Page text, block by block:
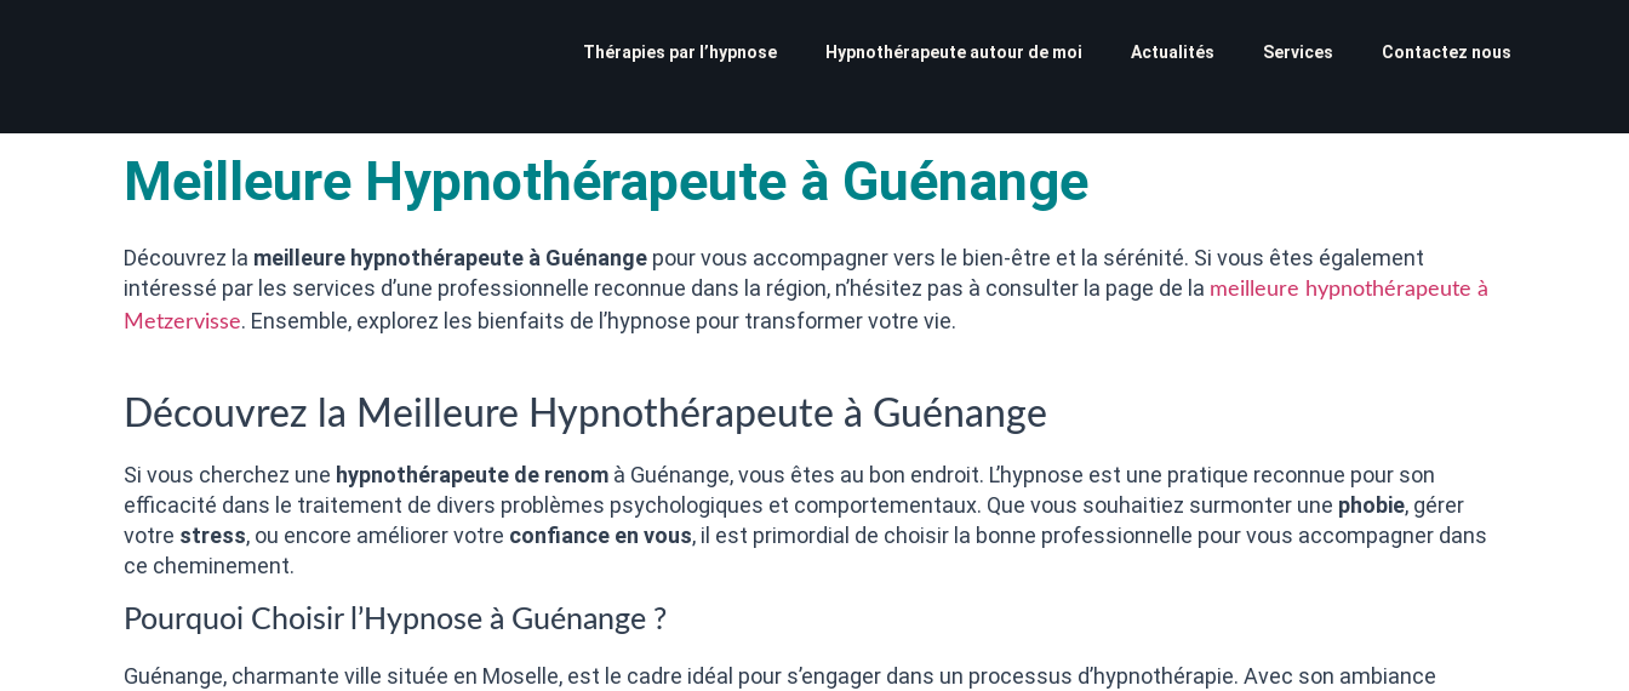
Thérapies par l’hypnose Hypnothérapeute autour de moi Actualités Services Contactez nous
Meilleure Hypnothérapeute à Guénange
Découvrez la meilleure hypnothérapeute à Guénange pour vous accompagner vers le bien-être et la sérénité. Si vous êtes également
intéressé par les services d’une professionnelle reconnue dans la région, n’hésitez pas à consulter la page de la meilleure hypnothérapeute à
Metzervisse. Ensemble, explorez les bienfaits de l’hypnose pour transformer votre vie.
Découvrez la Meilleure Hypnothérapeute à Guénange
Si vous cherchez une hypnothérapeute de renom à Guénange, vous êtes au bon endroit. L’hypnose est une pratique reconnue pour son
efficacité dans le traitement de divers problèmes psychologiques et comportementaux. Que vous souhaitiez surmonter une phobie, gérer
votre stress, ou encore améliorer votre confiance en vous, il est primordial de choisir la bonne professionnelle pour vous accompagner dans
ce cheminement.
Pourquoi Choisir l’Hypnose à Guénange ?
Guénange, charmante ville située en Moselle, est le cadre idéal pour s’engager dans un processus d’hypnothérapie. Avec son ambiance